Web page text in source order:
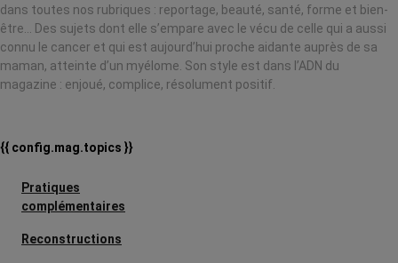
dans toutes nos rubriques : reportage, beauté, santé, forme et bien-
être… Des sujets dont elle s’empare avec le vécu de celle qui a aussi
connu le cancer et qui est aujourd’hui proche aidante auprès de sa
maman, atteinte d’un myélome. Son style est dans l’ADN du
magazine : enjoué, complice, résolument positif.
{{ config.mag.topics }}
Pratiques
complémentaires
Reconstructions